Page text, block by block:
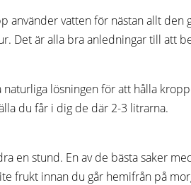
vatten för nästan allt
Det är alla bra anledningar till att
lösningen för att hålla
du får i dig de där 2-3 litrarna.
en stund. En av de bästa saker
frukt innan du går hemifrån på